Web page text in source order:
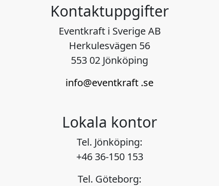
Kontaktuppgifter
Eventkraft i Sverige AB
Herkulesvägen 56
553 02 Jönköping
info@eventkraft .se
Lokala kontor
Tel. Jönköping:
+46 36-150 153
Tel. Göteborg: